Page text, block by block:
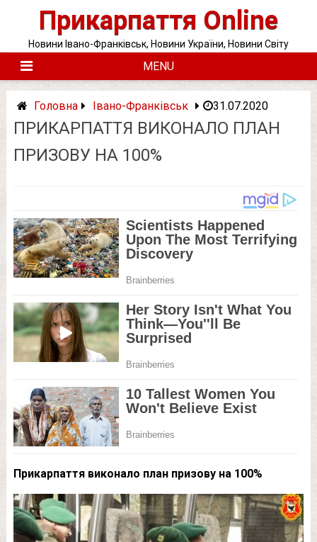
Прикарпаття Online
Новини Івано-Франківськ, Новини України, Новини Світу
MENU
Головна Івано-Франківськ 31.07.2020
ПРИКАРПАТТЯ ВИКОНАЛО ПЛАН
ПРИЗОВУ НА 100%
Прикарпаття виконало план призову на 100%